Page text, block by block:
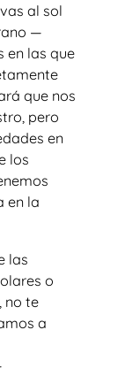
al sol
—
en las que
que nos
pero
en
los
en la
las
o
no te
a